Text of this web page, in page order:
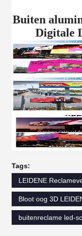
Buiten
Digitale
Tags:
LEIDENE
Bloot oog 3D
buitenreclame led-